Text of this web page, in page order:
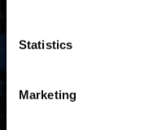
Statistics
Marketing